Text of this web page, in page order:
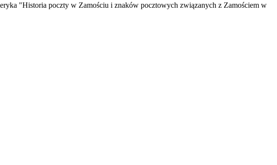
"Historia poczty w Zamościu i znaków pocztowych związanych z Zamościem w